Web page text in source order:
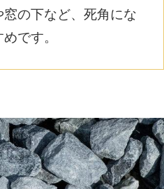
の下など、死角にな
です。